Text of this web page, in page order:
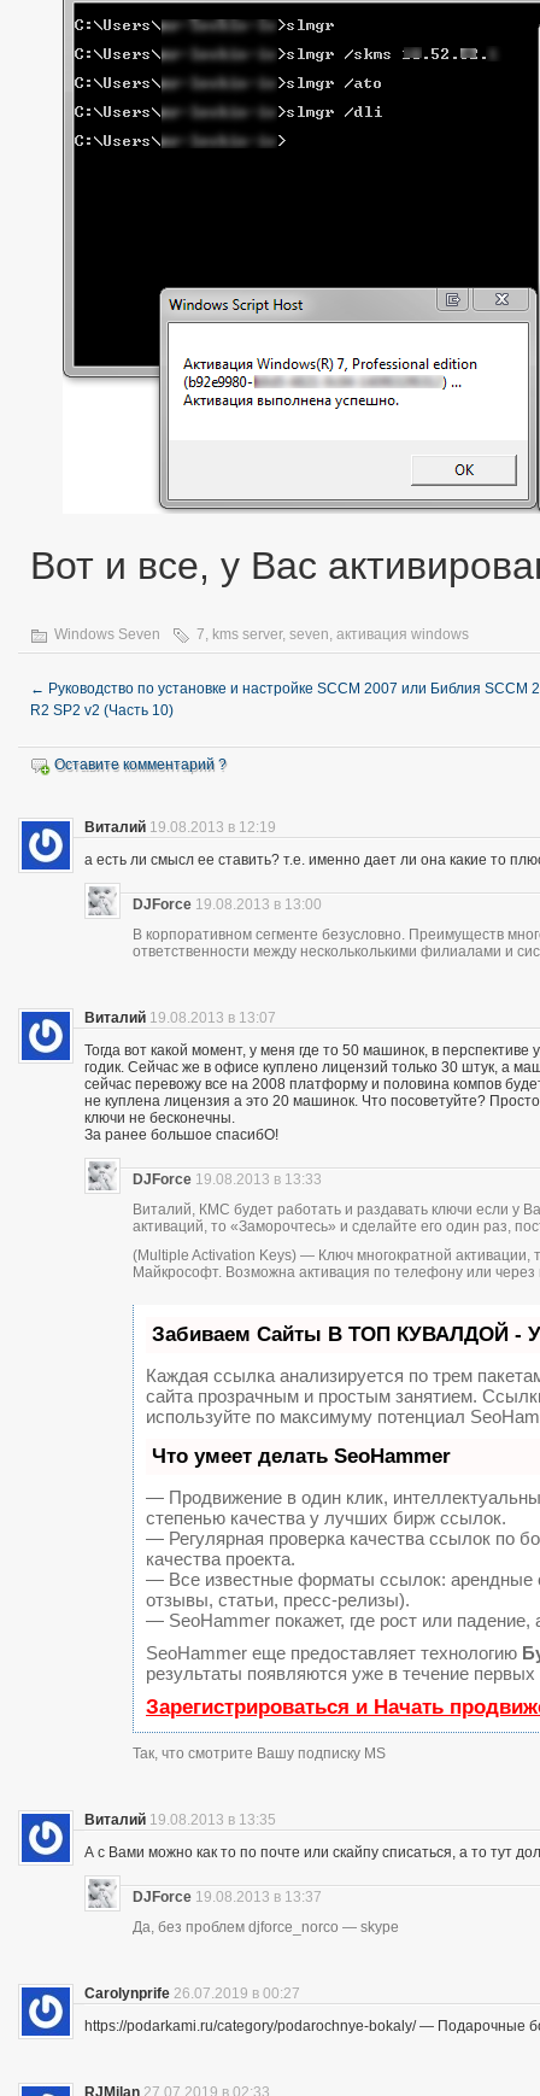
Вот и все, у Вас
Windows Seven 7, kms server, seven, активация windows
← Руководство по установке и настройке SCCM 2007 или Библия SCCM
R2 SP2 v2 (Часть 10)
Оставите комментарий ?
Виталий 19.08.2013 в 12:19
а есть ли смысл ее ставить? т.е. именно дает ли она какие то
DJForce 19.08.2013 в 13:00
В корпоративном сегменте безусловно. Преимуществ
ответственности между нескольколькими филиалами и
Виталий 19.08.2013 в 13:07
Тогда вот какой момент, у меня где то 50 машинок, в
годик. Сейчас же в офисе куплено лицензий только 30 штук, а
сейчас перевожу все на 2008 платформу и половина компов
не куплена лицензия а это 20 машинок. Что посоветуйте?
ключи не бесконечны.
За ранее большое спасибО!
DJForce 19.08.2013 в 13:33
Виталий, КМС будет работать и раздавать ключи если у
активаций, то «Заморочтесь» и сделайте его один раз,
(Multiple Activation Keys) — Ключ многократной активации,
Майкрософт. Возможна активация по телефону или
Забиваем Сайты В ТОП КУВАЛДОЙ -
Каждая ссылка анализируется по трем
сайта прозрачным и простым занятием.
используйте по максимуму потенциал
Что умеет делать SeoHammer
— Продвижение в один клик,
степенью качества у лучших бирж ссылок.
— Регулярная проверка качества ссылок по
качества проекта.
— Все известные форматы ссылок: арендные
отзывы, статьи, пресс-релизы).
— SeoHammer покажет, где рост или
SeoHammer еще предоставляет технологию
результаты появляются уже в течение первых
Зарегистрироваться и Начать
Так, что смотрите Вашу подписку MS
Виталий 19.08.2013 в 13:35
А с Вами можно как то по почте или скайпу списаться, а то тут
DJForce 19.08.2013 в 13:37
Да, без проблем djforce_norco — skype
Carolynprife 26.07.2019 в 00:27
https://podarkami.ru/category/podarochnye-bokaly/ — Подарочные
RJMilan 27.07.2019 в 02:33